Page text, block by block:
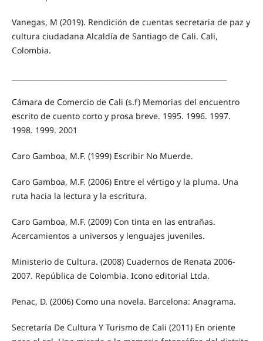
Vanegas, M (2019). Rendición de cuentas secretaria de paz y
cultura ciudadana Alcaldía de Santiago de Cali. Cali,
Colombia.
Cámara de Comercio de Cali (s.f) Memorias del encuentro
escrito de cuento corto y prosa breve. 1995. 1996. 1997.
1998. 1999. 2001
Caro Gamboa, M.F. (1999) Escribir No Muerde.
Caro Gamboa, M.F. (2006) Entre el vértigo y la pluma. Una
ruta hacia la lectura y la escritura.
Caro Gamboa, M.F. (2009) Con tinta en las entrañas.
Acercamientos a universos y lenguajes juveniles.
Ministerio de Cultura. (2008) Cuadernos de Renata 2006-
2007. República de Colombia. Icono editorial Ltda.
Penac, D. (2006) Como una novela. Barcelona: Anagrama.
Secretaría De Cultura Y Turismo de Cali (2011) En oriente